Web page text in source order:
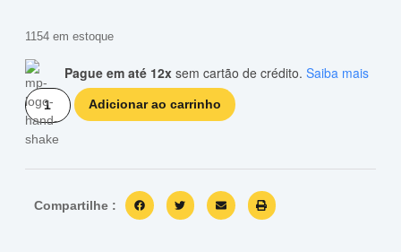
1154 em estoque
Pague em até 12x sem cartão de crédito. Saiba mais
Adicionar ao carrinho
Compartilhe :